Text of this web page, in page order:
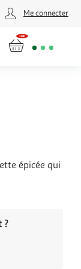
Me connecter
épicée qui
?